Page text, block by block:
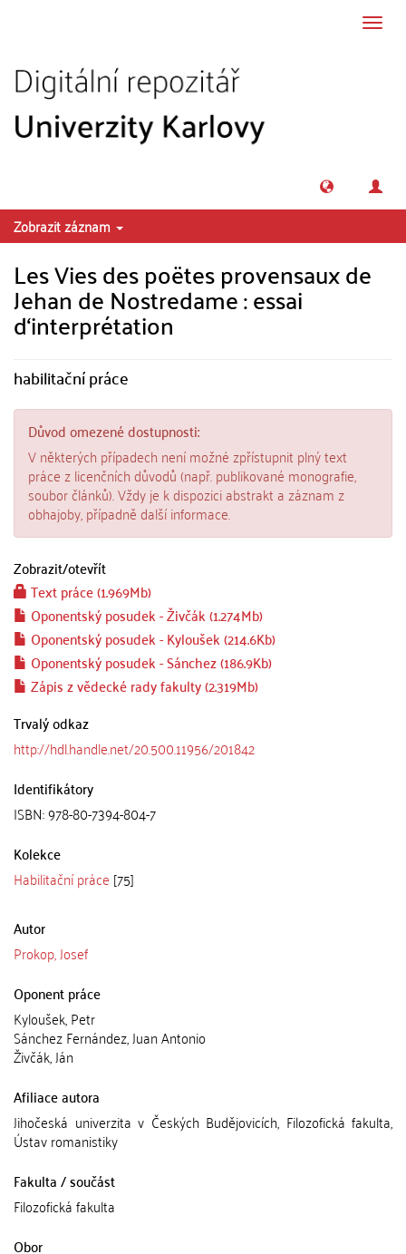
Zobrazit záznam
Les Vies des poëtes provensaux de
Jehan de Nostredame : essai
d‘interprétation
habilitační práce
Důvod omezené dostupnosti:
V některých případech není možné zpřístupnit plný text
práce z licenčních důvodů (např. publikované monografie,
soubor článků). Vždy je k dispozici abstrakt a záznam z
obhajoby, případně další informace.
Zobrazit/otevřít
Text práce (1.969Mb)
Oponentský posudek - Živčák (1.274Mb)
Oponentský posudek - Kyloušek (214.6Kb)
Oponentský posudek - Sánchez (186.9Kb)
Zápis z vědecké rady fakulty (2.319Mb)
Trvalý odkaz
http://hdl.handle.net/20.500.11956/201842
Identifikátory
ISBN: 978-80-7394-804-7
Kolekce
Habilitační práce [75]
Autor
Prokop, Josef
Oponent práce
Kyloušek, Petr
Sánchez Fernández, Juan Antonio
Živčák, Ján
Afiliace autora
Jihočeská univerzita v Českých Budějovicích, Filozofická fakulta,
Ústav romanistiky
Fakulta / součást
Filozofická fakulta
Obor